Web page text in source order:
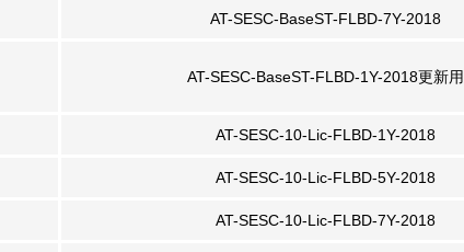
AT-SESC-BaseST-FLBD-7Y-2018
AT-SESC-BaseST-FLBD-1Y-2018更新用
AT-SESC-10-Lic-FLBD-1Y-2018
AT-SESC-10-Lic-FLBD-5Y-2018
AT-SESC-10-Lic-FLBD-7Y-2018